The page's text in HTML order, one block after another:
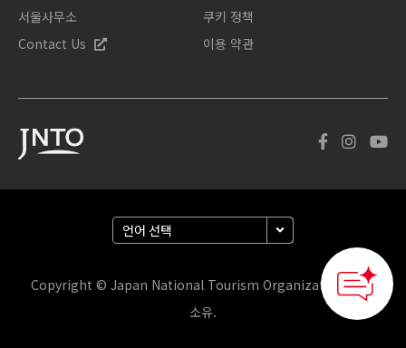
서울사무소
Contact Us
쿠키 정책
이용 약관
Copyright © Japan National Tourism Organization. 판권
소유.